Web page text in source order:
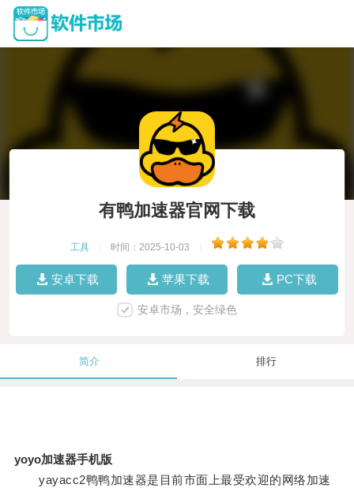
有鸭加速器官网下载
工具 时间：2025-10-03
安卓下载 苹果下载 PC下载
安卓市场，安全绿色
简介 排行
yoyo加速器手机版
yayacc2鸭鸭加速器是目前市面上最受欢迎的网络加速